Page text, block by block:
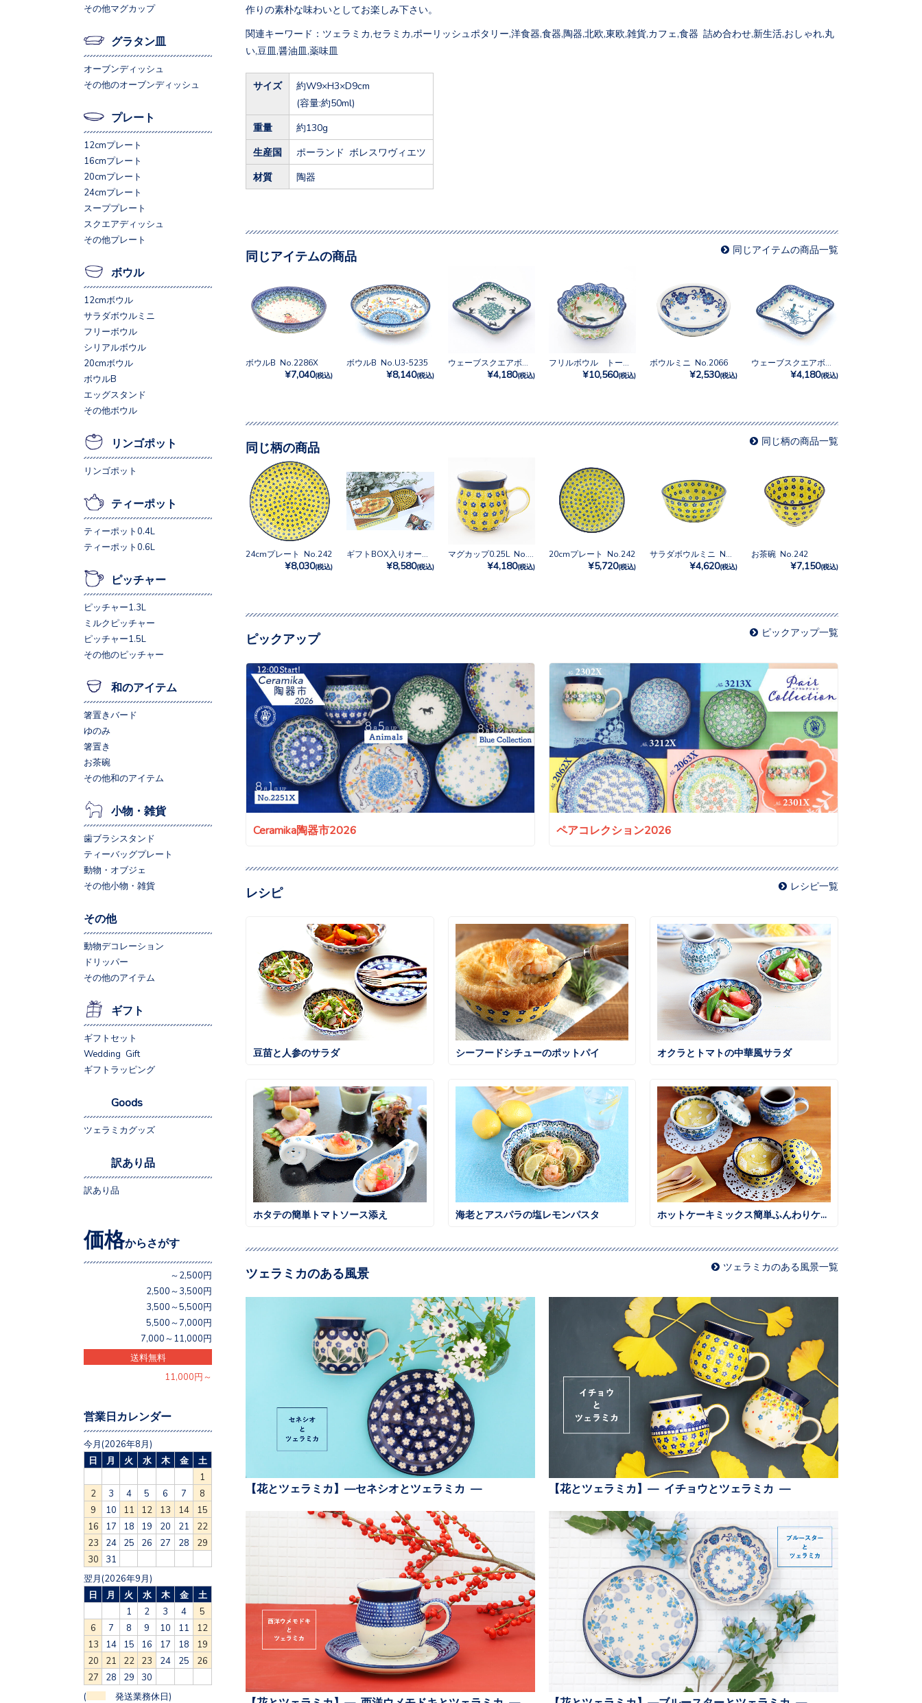
作りの素朴な味わいとしてお楽しみ下さい。
関連キーワード：ツェラミカ,セラミカ,ポーリッシュポタリー,洋食器,食器,陶器,北欧,東欧,雑貨,カフェ,食器 詰め合わせ,新生活,おしゃれ,丸
い,豆皿,醤油皿,薬味皿
サイズ
約W9×H3×D9cm
(容量:約50ml)
重量 約130g
生産国 ポーランド ボレスワヴィエツ
材質 陶器
同じアイテムの商品 同じアイテムの商品一覧
ボウルB No.2286X
¥7,040(税込)
ボウルB No.U3-5235
¥8,140(税込) ¥4,180(税込) ¥10,560(税込)
ボウルミニ No.2066
¥2,530(税込) ¥4,180(税込)
同じ柄の商品 同じ柄の商品一覧
24cmプレート No.242
¥8,030(税込) ¥8,580(税込) ¥4,180(税込)
20cmプレート No.242
¥5,720(税込) ¥4,620(税込)
お茶碗 No.242
¥7,150(税込)
ピックアップ ピックアップ一覧
Ceramika陶器市2026 ペアコレクション2026
レシピ レシピ一覧
豆苗と人参のサラダ シーフードシチューのポットパイ オクラとトマトの中華風サラダ
ホタテの簡単トマトソース添え 海老とアスパラの塩レモンパスタ ホットケーキミックス簡単ふんわりケーキ
ツェラミカのある風景 ツェラミカのある風景一覧
【花とツェラミカ】—セネシオとツェラミカ — 【花とツェラミカ】— イチョウとツェラミカ —
その他マグカップ
グラタン皿
オーブンディッシュ
その他のオーブンディッシュ
プレート
12cmプレート
16cmプレート
20cmプレート
24cmプレート
スーププレート
スクエアディッシュ
その他プレート
ボウル
12cmボウル
サラダボウルミニ
フリーボウル
シリアルボウル
20cmボウル
ボウルB
エッグスタンド
その他ボウル
リンゴポット
リンゴポット
ティーポット
ティーポット0.4L
ティーポット0.6L
ピッチャー
ピッチャー1.3L
ミルクピッチャー
ピッチャー1.5L
その他のピッチャー
和のアイテム
箸置きバード
ゆのみ
箸置き
お茶碗
その他和のアイテム
小物・雑貨
歯ブラシスタンド
ティーバッグプレート
動物・オブジェ
その他小物・雑貨
その他
動物デコレーション
ドリッパー
その他のアイテム
ギフト
ギフトセット
Wedding Gift
ギフトラッピング
Goods
ツェラミカグッズ
訳あり品
訳あり品
価格からさがす
～2,500円
2,500～3,500円
3,500～5,500円
5,500～7,000円
7,000～11,000円
送料無料
11,000円～
営業日カレンダー
今月(2026年8月)
日
月 火 水 木 金
土
1
2
3 4 5 6 7
8
9
10 11 12 13 14
15
16
17 18 19 20 21
22
23
24 25 26 27 28
29
30
31
翌月(2026年9月)
日
月 火 水 木 金
土
1
2 3 4
5
6
7 8 9 10 11
12
13
14 15 16 17 18
19
20
21 22 23 24 25
26
27
28 29 30
( 発送業務休日)